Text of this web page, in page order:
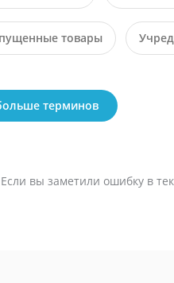
товары
терминов
Если вы заметили ошибку в